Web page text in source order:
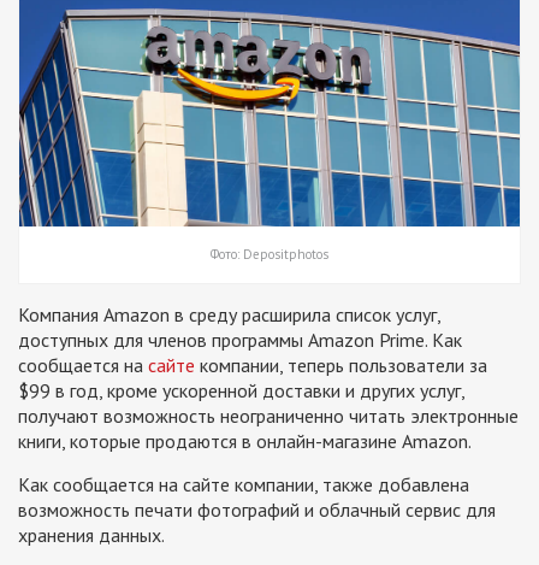
Фото: Depositphotos
Компания Amazon в среду расширила список услуг,
доступных для членов программы Amazon Prime. Как
сообщается на сайте компании, теперь пользователи за
$99 в год, кроме ускоренной доставки и других услуг,
получают возможность неограниченно читать электронные
книги, которые продаются в онлайн-магазине Amazon.
Как сообщается на сайте компании, также добавлена
возможность печати фотографий и облачный сервис для
хранения данных.